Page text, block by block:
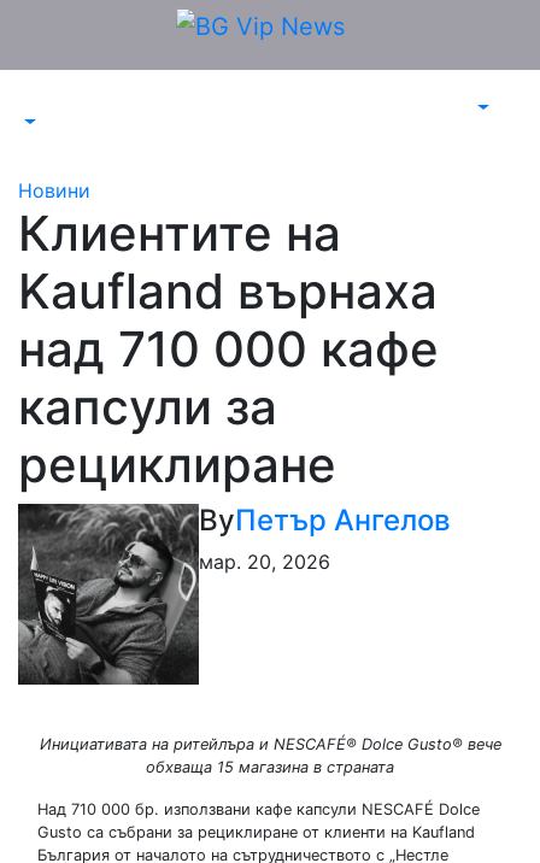
content
Новини
Клиентите на
Kaufland върнаха
над 710 000 кафе
капсули за
рециклиране
ByПетър Ангелов
мар. 20, 2026
Инициативата на ритейлъра и NESCAFÉ® Dolce Gusto® вече
обхваща 15 магазина в страната
Над 710 000 бр. използвани кафе капсули NESCAFÉ Dolce
Gusto са събрани за рециклиране от клиенти на Kaufland
България от началото на сътрудничеството с „Нестле